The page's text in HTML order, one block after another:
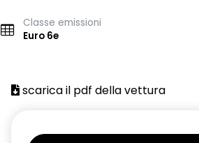
Classe emissioni
Euro 6e
scarica il pdf della vettura